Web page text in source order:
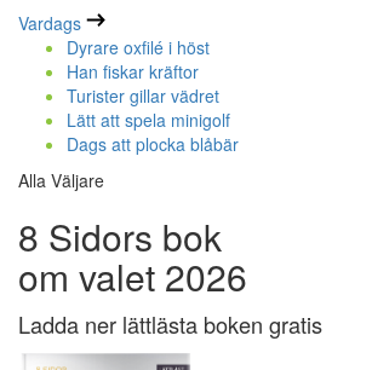
Vardags
Dyrare oxfilé i höst
Han fiskar kräftor
Turister gillar vädret
Lätt att spela minigolf
Dags att plocka blåbär
Alla Väljare
8 Sidors bok
om valet 2026
Ladda ner lättlästa boken gratis